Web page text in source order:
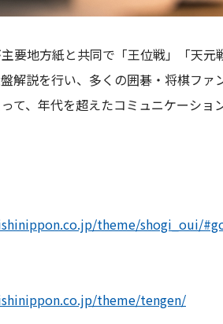
要地方紙と共同で「王位戦」「天
解説を行い、多くの囲碁・将棋フ
て、年代を超えたコミュニケーショ
theme/shogi_oui/
theme/tengen/